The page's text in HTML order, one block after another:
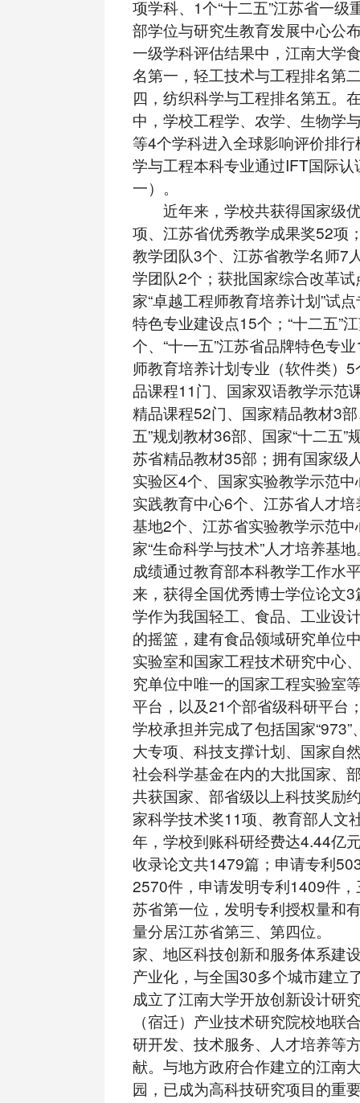
项学科、1个“十二五”江苏省一级
部学位与研究生教育发展中心公
一级学科评估结果中，江南大学
名第一，轻工技术与工程排名第
四，纺织科学与工程排名第五。
中，学校工程学、农学、生物学
等4个学科进入全球影响评价排
学与工程本科专业通过IFT国际认
一）。
近年来，学校共获得国家级
项、江苏省优秀教学成果奖52项
教学团队3个、江苏省教学名师7
学团队2个；获批国家综合改革
家“卓越工程师教育培养计划”试
特色专业建设点15个；“十二五”
个、“十一五”江苏省品牌特色专
师教育培养计划专业（软件类）
品课程11门、国家双语教学示范
精品课程52门、国家精品教材3
五”规划教材36部、国家“十二五”
苏省精品教材35部；拥有国家级
实验区4个、国家实验教学示范
实践教育中心6个、江苏省人才
基地2个、江苏省实验教学示范
家“生命科学与技术”人才培养基
成绩通过教育部本科教学工作水
来，获得全国优秀博士学位论
学作为我国轻工、食品、工业设
的摇篮，建有食品领域研究单位
实验室和国家工程技术研究中心
究单位中唯一的国家工程实验室
平台，以及21个部省级科研平台
学校承担并完成了包括国家“973”
大专项、科技支撑计划、国家自
社会科学基金在内的大批国家、
共获国家、部省级以上科技奖励
家科学技术奖11项、教育部人文
年，学校到账科研经费达4.44亿
收录论文共1479篇；申请专利
2570件，申请发明专利1409件
苏省第一位，发明专利授权量和
量分居江苏省第三、第四位。
家、地区科技创新和服务体系建
产业化，与全国30多个城市建立
成立了江南大学开放创新设计研
（宿迁）产业技术研究院校地联
研开发、技术服务、人才培养等
献。与地方政府合作建立的江南
园，已成为高科技研究项目